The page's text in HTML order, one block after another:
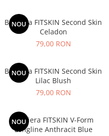
NOU
Bustiera FITSKIN Second Skin
Celadon
79,00 RON
NOU
Bustiera FITSKIN Second Skin
Lilac Blush
79,00 RON
NOU
Bustiera FITSKIN V-Form
Longline Anthracit Blue